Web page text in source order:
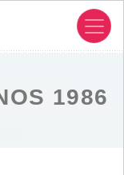
1986